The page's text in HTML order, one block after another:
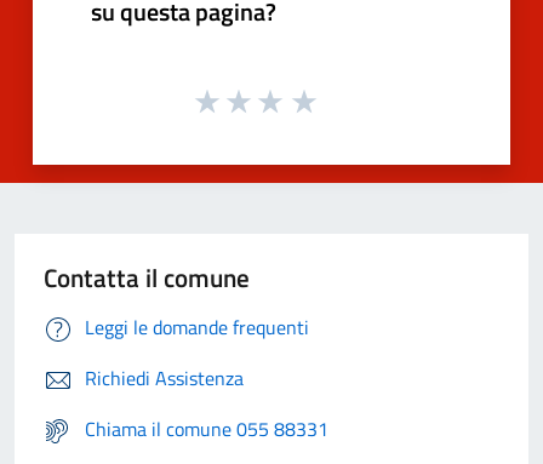
su questa pagina?
Contatta il comune
Leggi le domande frequenti
Richiedi Assistenza
Chiama il comune 055 88331